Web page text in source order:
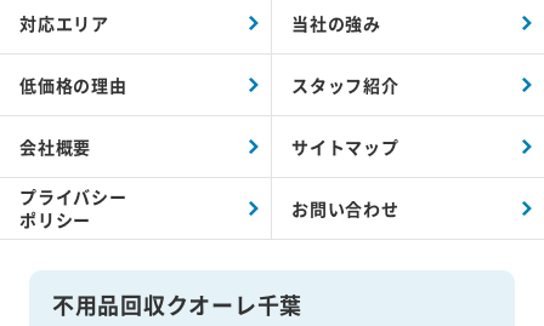
不用品回収クオーレ千葉
対応エリア 当社の強み
低価格の理由 スタッフ紹介
会社概要 サイトマップ
プライバシー
ポリシー
お問い合わせ